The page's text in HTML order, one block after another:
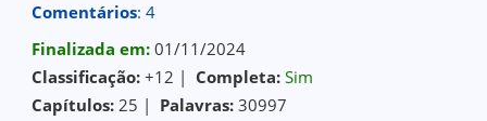
Comentários: 4
Finalizada em:01/11/2024
Classificação: +12 | Completa: Sim
Capítulos: 25 | Palavras: 30997